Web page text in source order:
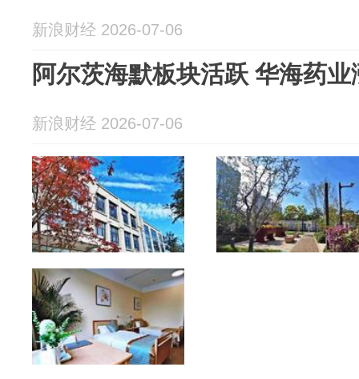
新浪财经 2026-07-06
阿尔茨海默板块活跃 华海药业
新浪财经 2026-07-06